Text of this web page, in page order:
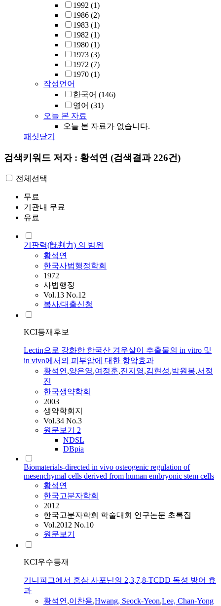
1992 (1)
1986 (2)
1983 (1)
1982 (1)
1980 (1)
1973 (3)
1972 (7)
1970 (1)
작성언어
한국어 (146)
영어 (31)
오늘 본 자료
오늘 본 자료가 없습니다.
패싯닫기
검색키워드 저자 : 황석연 (검색결과 226건)
전체선택
무료
기관내 무료
유료
기판력(旣判力) 의 범위
황석연
한국사법행정학회
1972
사법행정
Vol.13 No.12
복사/대출신청
KCI등재후보
Lectin으로 강화한 한국산 겨우살이 추출물의 in vitro 및
in vivo에서의 피부암에 대한 항암효과
황석연,양은영,여정훈,진지영,김현성,박원봉,서정
진
한국생약학회
2003
생약학회지
Vol.34 No.3
원문보기 2
NDSL
DBpia
Biomaterials-directed in vivo osteogenic regulation of
mesenchymal cells derived from human embryonic stem cells
황석연
한국고분자학회
2012
한국고분자학회 학술대회 연구논문 초록집
Vol.2012 No.10
원문보기
KCI우수등재
기니피그에서 홍삼 사포닌의 2,3,7,8-TCDD 독성 방어 효
과
황석연,이찬용,Hwang, Seock-Yeon,Lee, Chan-Yong